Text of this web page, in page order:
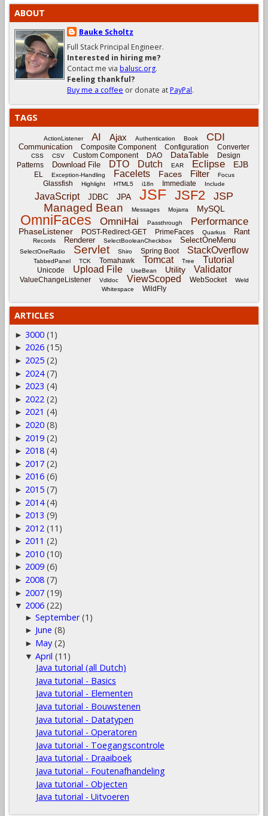
ABOUT
Bauke Scholtz
Full Stack Principal Engineer.
Interested in hiring me?
Contact me via balusc.org.
Feeling thankful?
Buy me a coffee or donate atPayPal.
TAGS
ActionListener AI Ajax Authentication Book CDI
Communication Composite Component Configuration Converter
CSS CSV Custom Component DAO DataTable
Design
Patterns
Download File DTO Dutch EAR Eclipse EJB
EL Exception-Handling Facelets Faces Filter Focus
Glassfish Highlight HTML5 i18n Immediate Include
JavaScript JDBC JPA JSF JSF2 JSP
Managed Bean Messages Mojarra MySQL
OmniFaces OmniHai Passthrough Performance
PhaseListener POST-Redirect-GET PrimeFaces Quarkus Rant
Records Renderer SelectBooleanCheckbox SelectOneMenu
SelectOneRadio Servlet Shiro Spring Boot StackOverflow
TabbedPanel TCK Tomahawk Tomcat Tree Tutorial
Unicode Upload File UseBean Utility Validator
ValueChangeListener Vdldoc ViewScoped WebSocket
Weld
Whitespace
WildFly
ARTICLES
► 3000 (1)
► 2026 (15)
► 2025 (2)
► 2024 (7)
► 2023 (4)
► 2022 (2)
► 2021 (4)
► 2020 (8)
► 2019 (2)
► 2018 (4)
► 2017 (2)
► 2016 (6)
► 2015 (7)
► 2014 (4)
► 2013 (9)
► 2012 (11)
► 2011 (2)
► 2010 (10)
► 2009 (6)
► 2008 (7)
► 2007 (19)
▼ 2006 (22)
►September (1)
► June (8)
► May (2)
▼April (11)
Java tutorial (all Dutch)
Java tutorial - Basics
Java tutorial - Elementen
Java tutorial - Bouwstenen
Java tutorial - Datatypen
Java tutorial - Operatoren
Java tutorial - Toegangscontrole
Java tutorial - Draaiboek
Java tutorial - Foutenafhandeling
Java tutorial - Objecten
Java tutorial - Uitvoeren